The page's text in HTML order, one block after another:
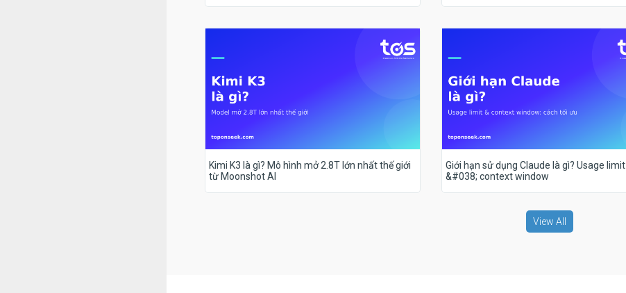
Kimi K3 là gì? Mô hình mở 2.8T lớn nhất thế giới
từ Moonshot AI
Giới hạn sử dụng Claude là gì? Usage limit
&#038; context window
View All